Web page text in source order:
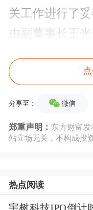
关工作进行了
由副董事长王
其他董事、高
公司及下属子
今年2月27日
司当日收到重
公司实际控制
立案调查并实施
分享至： 微信
郑重声明： 东方财富
站立场无关，不构成投
热点阅读
宇树科技IPO倒计